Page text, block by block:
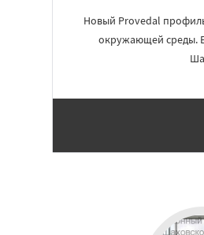
Новый Provedal
окружающей среды.